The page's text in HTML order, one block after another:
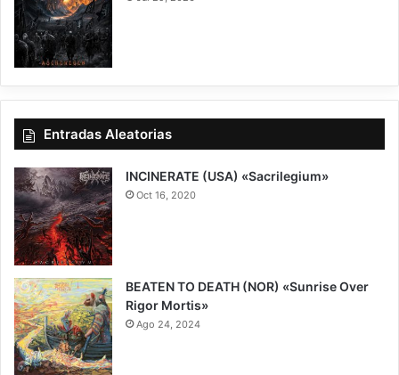
7.5
Entradas Aleatorias
9
INCINERATE (USA) «Sacrilegium»
Oct 16, 2020
7.5
BEATEN TO DEATH (NOR) «Sunrise Over
Rigor Mortis»
Ago 24, 2024